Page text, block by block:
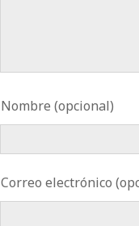
Nombre (opcional)
Correo electrónico